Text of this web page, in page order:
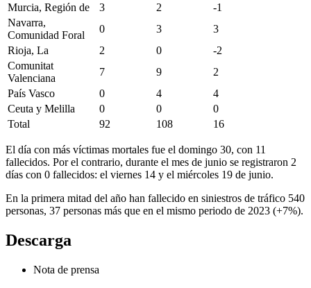
Murcia, Región de
3 2
-1
Navarra,
Comunidad Foral
0 3
3
Rioja, La
2 0
-2
Comunitat
Valenciana
7 9
2
País Vasco
0 4
4
Ceuta y Melilla
0 0
0
Total
92 108 16
El día con más víctimas mortales fue el domingo 30, con 11
fallecidos. Por el contrario, durante el mes de junio se registraron 2
días con 0 fallecidos: el viernes 14 y el miércoles 19 de junio.
En la primera mitad del año han fallecido en siniestros de tráfico 540
personas, 37 personas más que en el mismo periodo de 2023 (+7%).
Descarga
Nota de prensa